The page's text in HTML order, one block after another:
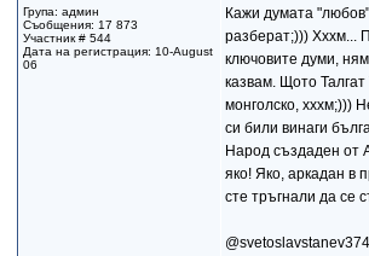
Група: админ
Съобщения: 17 873
Участник # 544
Дата на регистрация: 10-August
06
Кажи думата
разберат;))) Хххм...
ключовите думи,
казвам. Щото
монголско, хххм;)))
си били винаги
Народ създаден от
яко! Яко, аркадан в
сте тръгнали да